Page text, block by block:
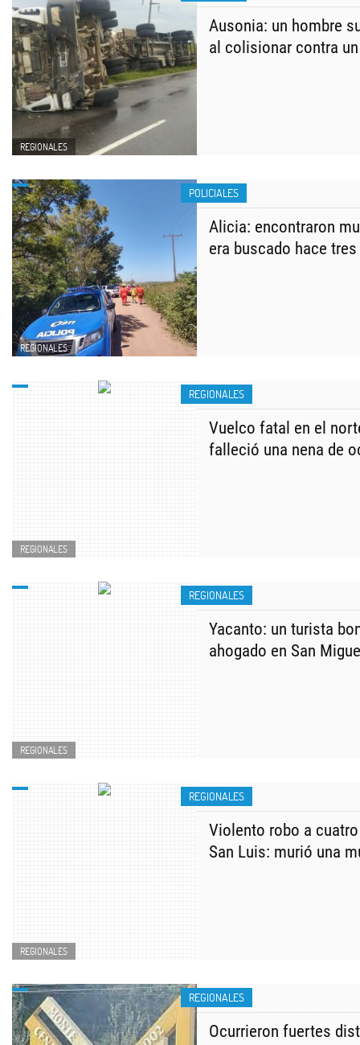
REGIONALES
Ausonia: un hombre
al colisionar contra
POLICIALES
REGIONALES
Alicia: encontraron
era buscado hace
REGIONALES
REGIONALES
Vuelco fatal en el
falleció una nena de
REGIONALES
REGIONALES
Yacanto: un turista
ahogado en San
REGIONALES
REGIONALES
Violento robo a
San Luis: murió una
REGIONALES
Ocurrieron fuertes